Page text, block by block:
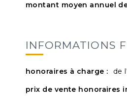
montant moyen annuel
INFORMATIONS
honoraires à charge : de
prix de vente honoraires